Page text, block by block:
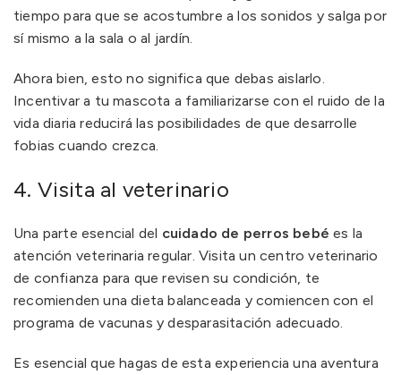
tiempo para que se acostumbre a los sonidos y salga por
sí mismo a la sala o al jardín.
Ahora bien, esto no significa que debas aislarlo.
Incentivar a tu mascota a familiarizarse con el ruido de la
vida diaria reducirá las posibilidades de que desarrolle
fobias cuando crezca.
4. Visita al veterinario
Una parte esencial del cuidado de perros bebé es la
atención veterinaria regular. Visita un centro veterinario
de confianza para que revisen su condición, te
recomienden una dieta balanceada y comiencen con el
programa de vacunas y desparasitación adecuado.
Es esencial que hagas de esta experiencia una aventura